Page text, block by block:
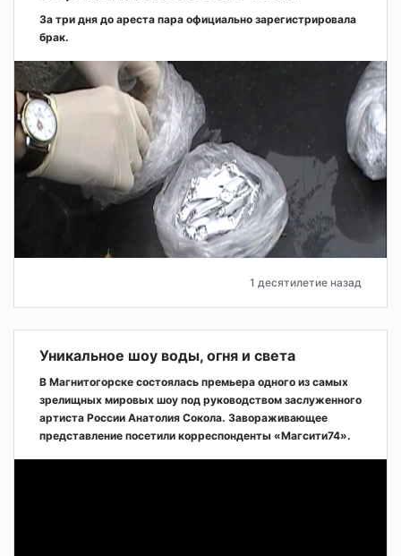
За три дня до ареста пара официально зарегистрировала
брак.
1 десятилетие назад
Уникальное шоу воды, огня и света
В Магнитогорске состоялась премьера одного из самых
зрелищных мировых шоу под руководством заслуженного
артиста России Анатолия Сокола. Завораживающее
представление посетили корреспонденты «Магсити74».